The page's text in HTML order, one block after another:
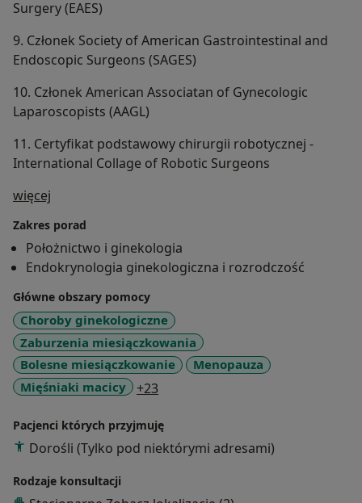
Surgery (EAES)
9. Członek Society of American Gastrointestinal and
Endoscopic Surgeons (SAGES)
10. Członek American Associatan of Gynecologic
Laparoscopists (AAGL)
11. Certyfikat podstawowy chirurgii robotycznej -
International Collage of Robotic Surgeons
więcej
Zakres porad
Położnictwo i ginekologia
Endokrynologia ginekologiczna i rozrodczość
Główne obszary pomocy
Choroby ginekologiczne
Zaburzenia miesiączkowania
Bolesne miesiączkowanie
Menopauza
Mięśniaki macicy
+23
Pacjenci których przyjmuję
Dorośli (Tylko pod niektórymi adresami)
Rodzaje konsultacji